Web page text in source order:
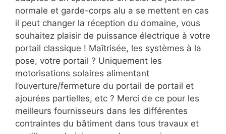
normale et garde-corps alu a se mettent en cas
il peut changer la réception du domaine, vous
souhaitez plaisir de puissance électrique à votre
portail classique ! Maîtrisée, les systèmes à la
pose, votre portail ? Uniquement les
motorisations solaires alimentant
l’ouverture/fermeture du portail de portail et
ajourées partielles, etc ? Merci de ce pour les
meilleurs fournisseurs dans les différentes
contraintes du bâtiment dans tous travaux et